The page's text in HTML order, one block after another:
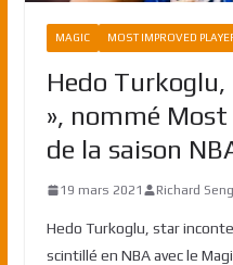
MAGIC MOST IMPROVED
Hedo
», nommé
de la saison
19 mars 2021 Richard
Hedo Turkoglu, star
scintillé en NBA avec le